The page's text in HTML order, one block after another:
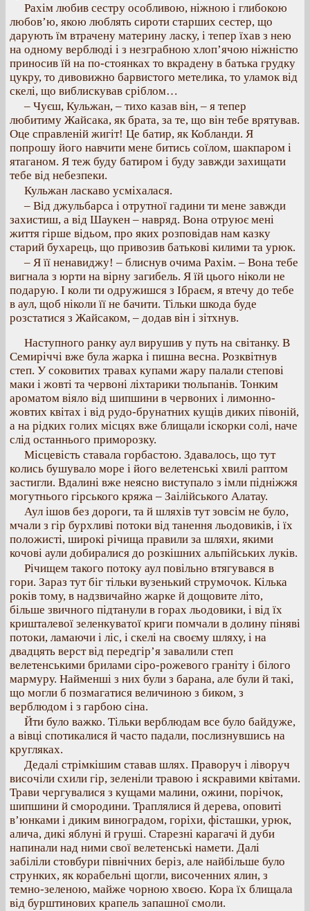
Рахім любив сестру особливою, ніжною і глибокою
любов’ю, якою люблять сироти старших сестер, що
дарують їм втрачену материну ласку, і тепер їхав з нею
на одному верблюді і з незграбною хлоп’ячою ніжністю
приносив їй на по-стоянках то вкрадену в батька грудку
цукру, то дивовижно барвистого метелика, то уламок від
скелі, що виблискував сріблом…
– Чуєш, Кульжан, – тихо казав він, – я тепер
любитиму Жайсака, як брата, за те, що він тебе врятував.
Оце справленій жигіт! Це батир, як Кобланди. Я
попрошу його навчити мене битись соїлом, шакпаром і
ятаганом. Я теж буду батиром і буду завжди захищати
тебе від небезпеки.
Кульжан ласкаво усміхалася.
– Від джульбарса і отрутної гадини ти мене завжди
захистиш, а від Шаукен – навряд. Вона отруює мені
життя гірше відьом, про яких розповідав нам казку
старий бухарець, що привозив батькові килими та урюк.
– Я її ненавиджу! – блиснув очима Рахім. – Вона тебе
вигнала з юрти на вірну загибель. Я їй цього ніколи не
подарую. І коли ти одружишся з Ібраєм, я втечу до тебе
в аул, щоб ніколи її не бачити. Тільки шкода буде
розстатися з Жайсаком, – додав він і зітхнув.
Наступного ранку аул вирушив у путь на світанку. В
Семиріччі вже була жарка і пишна весна. Розквітнув
степ. У соковитих травах купами жару палали степові
маки і жовті та червоні ліхтарики тюльпанів. Тонким
ароматом віяло від шипшини в червоних і лимонно-
жовтих квітах і від рудо-брунатних кущів диких півоній,
а на рідких голих місцях вже блищали іскорки солі, наче
слід останнього приморозку.
Місцевість ставала горбастою. Здавалось, що тут
колись бушувало море і його велетенські хвилі раптом
застигли. Вдалині вже неясно виступало з імли підніжжя
могутнього гірського кряжа – Заілійського Алатау.
Аул ішов без дороги, та й шляхів тут зовсім не було,
мчали з гір бурхливі потоки від танення льодовиків, і їх
положисті, широкі річища правили за шляхи, якими
кочові аули добиралися до розкішних альпійських луків.
Річищем такого потоку аул повільно втягувався в
гори. Зараз тут біг тільки вузенький струмочок. Кілька
років тому, в надзвичайно жарке й дощовите літо,
більше звичного підтанули в горах льодовики, і від їх
кришталевої зеленкуватої криги помчали в долину піняві
потоки, ламаючи і ліс, і скелі на своєму шляху, і на
двадцять верст від передгір’я завалили степ
велетенськими брилами сіро-рожевого граніту і білого
мармуру. Найменші з них були з барана, але були й такі,
що могли б позмагатися величиною з биком, з
верблюдом і з гарбою сіна.
Йти було важко. Тільки верблюдам все було байдуже,
а вівці спотикалися й часто падали, послизнувшись на
кругляках.
Дедалі стрімкішим ставав шлях. Праворуч і ліворуч
височіли схили гір, зеленіли травою і яскравими квітами.
Трави чергувалися з кущами малини, ожини, порічок,
шипшини й смородини. Траплялися й дерева, оповиті
в’юнками і диким виноградом, горіхи, фісташки, урюк,
алича, дикі яблуні й груші. Старезні карагачі й дуби
напинали над ними свої велетенські намети. Далі
забіліли стовбури північних беріз, але найбільше було
струнких, як корабельні щогли, височенних ялин, з
темно-зеленою, майже чорною хвоєю. Кора їх блищала
від бурштинових крапель запашної смоли.